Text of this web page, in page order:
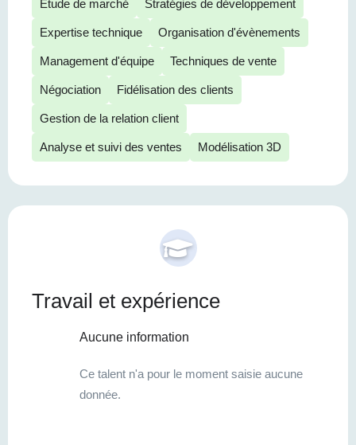
Etude de marché Stratégies de développement
Expertise technique Organisation d'évènements
Management d'équipe Techniques de vente
Négociation Fidélisation des clients
Gestion de la relation client
Analyse et suivi des ventes Modélisation 3D
Travail et expérience
Aucune information
Ce talent n'a pour le moment saisie aucune
donnée.